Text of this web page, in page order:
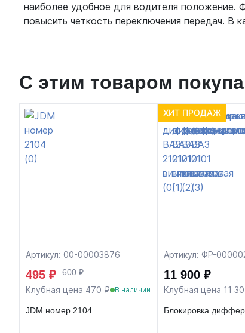
наиболее удобное для водителя положение.
повысить четкость переключения передач. В
С этим товаром
Артикул: 00-00003876
495 ₽ 600 ₽
Клубная цена 470 ₽ В наличии
JDM номер 2104
ХИТ ПРОДАЖ
Артикул: ФР-
11 900 ₽
Клубная цена 11
Блокировка